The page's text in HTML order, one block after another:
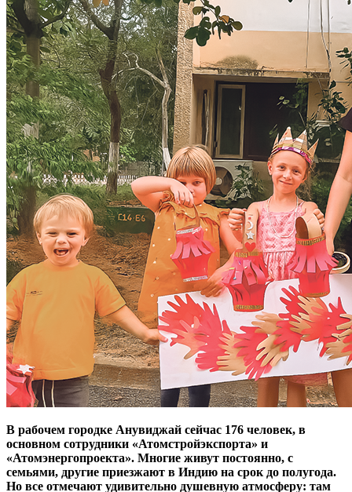
В рабочем городке Анувиджай сейчас 176 человек, в
основном сотрудники «Атомстройэкспорта» и
«Атомэнергопроекта». Многие живут постоянно, с
семьями, другие приезжают в Индию на срок до полугода.
Но все отмечают удивительно душевную атмосферу: там